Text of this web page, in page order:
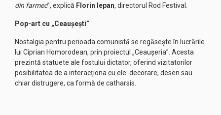
din farmec”, explică Florin Iepan, directorul Rod Festival.
Pop-art cu „Ceaușești”
Nostalgia pentru perioada comunistă se regăsește în lucrările
lui Ciprian Homorodean, prin proiectul „Ceaușeria”. Acesta
prezintă statuete ale fostului dictator, oferind vizitatorilor
posibilitatea de a interacționa cu ele: decorare, desen sau
chiar distrugere, ca formă de catharsis.